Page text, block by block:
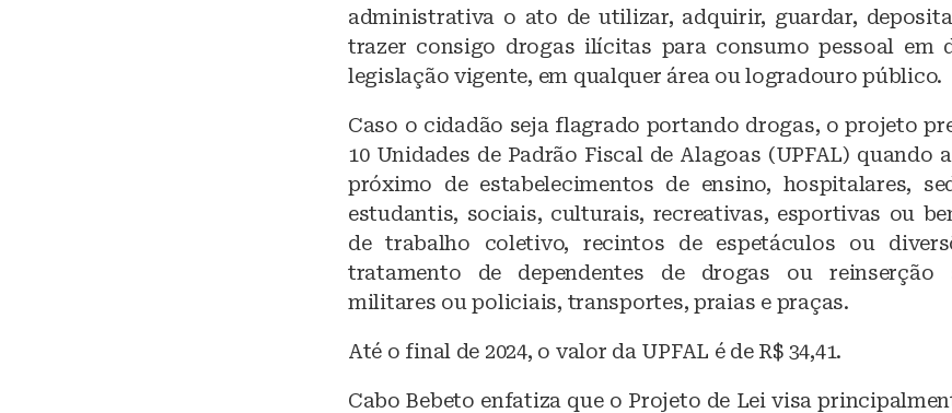
administrativa o ato de utilizar, adquirir, guardar,
trazer consigo drogas ilícitas para consumo pessoal em
legislação vigente, em qualquer área ou logradouro público.
Caso o cidadão seja flagrado portando drogas, o projeto
10 Unidades de Padrão Fiscal de Alagoas (UPFAL) quando
próximo de estabelecimentos de ensino, hospitalares,
estudantis, sociais, culturais, recreativas, esportivas ou
de trabalho coletivo, recintos de espetáculos ou
tratamento de dependentes de drogas ou reinserção
militares ou policiais, transportes, praias e praças.
Até o final de 2024, o valor da UPFAL é de R$ 34,41.
Cabo Bebeto enfatiza que o Projeto de Lei visa